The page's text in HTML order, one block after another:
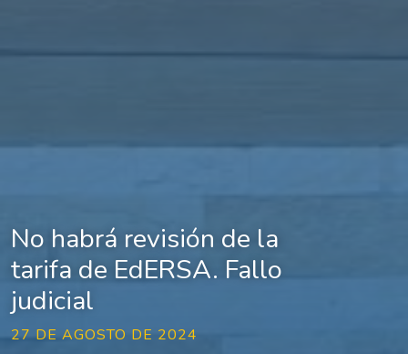
No habrá revisión de la
tarifa de EdERSA. Fallo
judicial
27 DE AGOSTO DE 2024